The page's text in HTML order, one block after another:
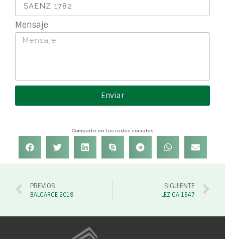
Mensaje
Enviar
Comparte en tus redes sociales
PREVIOS
BALCARCE 2019
SIGUIENTE
LEZICA 1547